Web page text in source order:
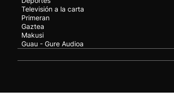
Televisión a la carta
Primeran
Gaztea
Makusi
Guau - Gure Audioa